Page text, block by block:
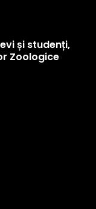
și studenți,
Zoologice